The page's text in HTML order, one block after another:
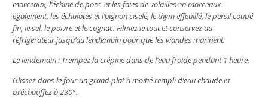
morceaux, l’échine de porc et les foies de volailles en morceaux
également, les échalotes et l’oignon ciselé, le thym effeuillé, le persil coupé
fin, le sel, le poivre et le cognac. Filmez le tout et conservez au
réfrigérateur jusqu’au lendemain pour que les viandes marinent.
Le lendemain : Trempez la crépine dans de l’eau froide pendant 1 heure.
Glissez dans le four un grand plat à moitié rempli d’eau chaude et
préchauffez à 230°.